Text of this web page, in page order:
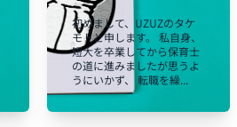
初めまして、UZUZのタケ
モトと申します。 私自身、
短大を卒業してから保育士
の道に進みましたが思うよ
うにいかず、 転職を繰...